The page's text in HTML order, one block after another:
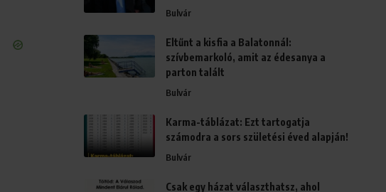
Bulvár
Eltűnt a kisfia a Balatonnál:
szívbemarkoló, amit az édesanya a
parton talált
Bulvár
Karma-táblázat: Ezt tartogatja
számodra a sors születési éved alapján!
Bulvár
Csak egy házat választhatsz, ahol